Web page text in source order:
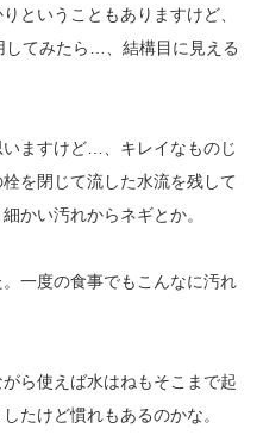
ということもありますけど、
してみたら…、結構目に見える
ますけど…、キレイなものじ
を閉じて流した水流を残して
かい汚れからネギとか。
一度の食事でもこんなに汚れ
ら使えば水はねもそこまで起
たけど慣れもあるのかな。